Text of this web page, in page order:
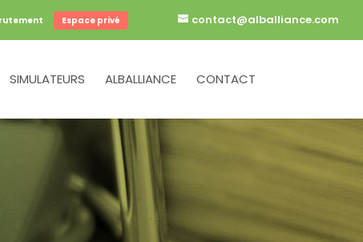
contact@alballiance.com
Espace privé
SIMULATEURS ALBALLIANCE CONTACT